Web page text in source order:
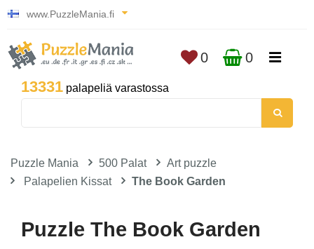
www.PuzzleMania.fi
13331 palapeliä varastossa
0 0
Puzzle Mania 500 Palat
Art puzzle
Palapelien Kissat
The Book Garden
Puzzle The Book Garden